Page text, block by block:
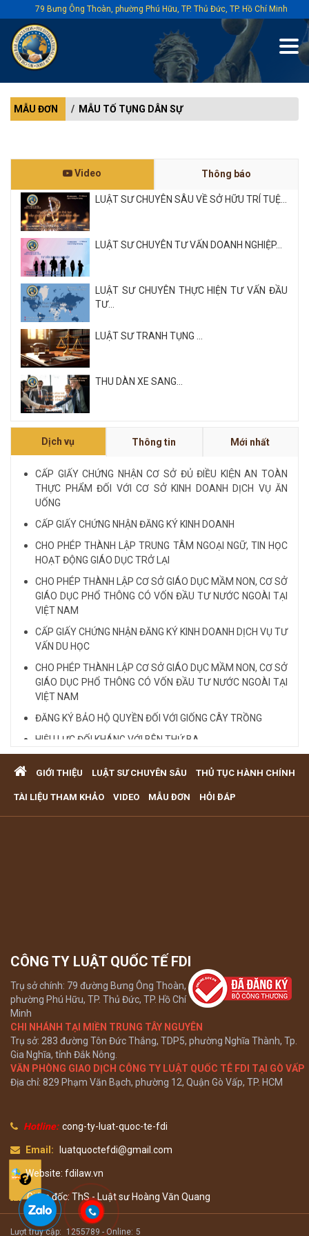
79 Bưng Ông Thoàn, phường Phú Hữu, TP. Thủ Đức, TP. Hồ Chí Minh
MẪU ĐƠN MẪU TỐ TỤNG DÂN SỰ
Video Thông báo
LUẬT SƯ CHUYÊN SÂU VỀ SỞ HỮU TRÍ TUỆ...
LUẬT SƯ CHUYÊN TƯ VẤN DOANH NGHIỆP...
LUẬT SƯ CHUYÊN THỰC HIỆN TƯ VẤN ĐẦU
TƯ...
LUẬT SƯ TRANH TỤNG ...
THU DÀN XE SANG...
NỘI QUY VÀ QUY CHẾ CÔNG TY LUẬT QUỐC
LUẬT SƯ CHUYÊN VỀ HÌNH SỰ...
Xem tất cả
Dịch vụ Thông tin Mới nhất
CẤP GIẤY CHỨNG NHẬN CƠ SỞ ĐỦ ĐIỀU KIỆN AN TOÀN
THỰC PHẨM ĐỐI VỚI CƠ SỞ KINH DOANH DỊCH VỤ ĂN
UỐNG
CẤP GIẤY CHỨNG NHẬN ĐĂNG KÝ KINH DOANH
CHO PHÉP THÀNH LẬP TRUNG TÂM NGOẠI NGỮ, TIN HỌC
HOẠT ĐỘNG GIÁO DỤC TRỞ LẠI
CHO PHÉP THÀNH LẬP CƠ SỞ GIÁO DỤC MẦM NON, CƠ SỞ
GIÁO DỤC PHỔ THÔNG CÓ VỐN ĐẦU TƯ NƯỚC NGOÀI TẠI
VIỆT NAM
CẤP GIẤY CHỨNG NHẬN ĐĂNG KÝ KINH DOANH DỊCH VỤ TƯ
VẤN DU HỌC
CHO PHÉP THÀNH LẬP CƠ SỞ GIÁO DỤC MẦM NON, CƠ SỞ
GIÁO DỤC PHỔ THÔNG CÓ VỐN ĐẦU TƯ NƯỚC NGOÀI TẠI
VIỆT NAM
ĐĂNG KÝ BẢO HỘ QUYỀN ĐỐI VỚI GIỐNG CÂY TRỒNG
HIỆU LỰC ĐỐI KHÁNG VỚI BÊN THỨ BA
với đất
VĂN PHÒNG LUẬT SƯ TƯ VẤN MIỄN PHÍ QUA ĐIỆN THOẠI
GIỚI THIỆU LUẬT SƯ CHUYÊN SÂU THỦ TỤC HÀNH CHÍNH
TÀI LIỆU THAM KHẢO VIDEO MẪU ĐƠN HỎI ĐÁP
CÔNG TY LUẬT QUỐC TẾ FDI
Trụ sở chính: 79 đường Bưng Ông Thoàn,
phường Phú Hữu, TP. Thủ Đức, TP. Hồ Chí
Minh
CHI NHÁNH TẠI MIỀN TRUNG TÂY NGUYÊN
Trụ sở: 283 đường Tôn Đức Thắng, TDP5, phường Nghĩa Thành, Tp.
Gia Nghĩa, tỉnh Đắk Nông.
VĂN PHÒNG GIAO DỊCH CÔNG TY LUẬT QUỐC TÊ FDI TẠI GÒ VẤP
Địa chỉ: 829 Phạm Văn Bạch, phường 12, Quận Gò Vấp, TP. HCM
Hotline: cong-ty-luat-quoc-te-fdi
Email: luatquoctefdi@gmail.com
Website: fdilaw.vn
Giám đốc: ThS - Luật sư Hoàng Văn Quang
Lượt truy cập: 1255789 -Online: 5